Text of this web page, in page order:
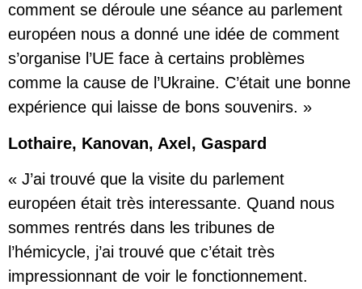
comment se déroule une séance au parlement
européen nous a donné une idée de comment
s’organise l’UE face à certains problèmes
comme la cause de l’Ukraine. C’était une bonne
expérience qui laisse de bons souvenirs. »
Lothaire, Kanovan, Axel, Gaspard
« J’ai trouvé que la visite du parlement
européen était très interessante. Quand nous
sommes rentrés dans les tribunes de
l’hémicycle, j’ai trouvé que c’était très
impressionnant de voir le fonctionnement.